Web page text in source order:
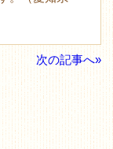
次の記事へ»